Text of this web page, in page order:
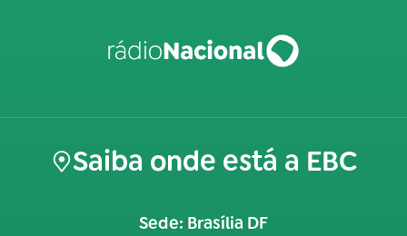
Saiba onde está a EBC
Sede: Brasília DF